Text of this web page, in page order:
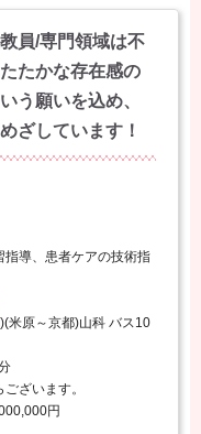
員/専門領域は不
たかな存在感の
う願いを込め、
ざしています！
導、患者ケアの技術指
米原～京都)山科 バス10
ざいます。
円